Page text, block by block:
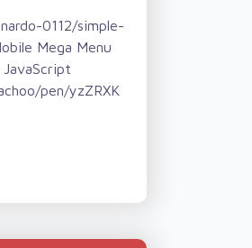
0112/simple-
Mega Menu
pen/yzZRXK